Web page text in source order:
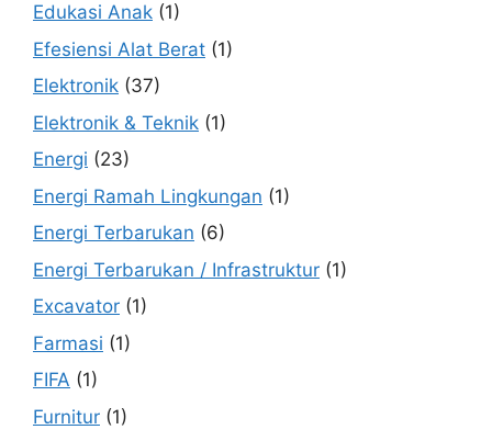
Edukasi Anak (1)
Efesiensi Alat Berat (1)
Elektronik (37)
Elektronik & Teknik (1)
Energi (23)
Energi Ramah Lingkungan (1)
Energi Terbarukan (6)
Energi Terbarukan / Infrastruktur (1)
Excavator (1)
Farmasi (1)
FIFA (1)
Furnitur (1)